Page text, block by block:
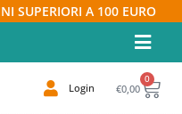
SUPERIORI A 100 EURO
Login €0,00
0